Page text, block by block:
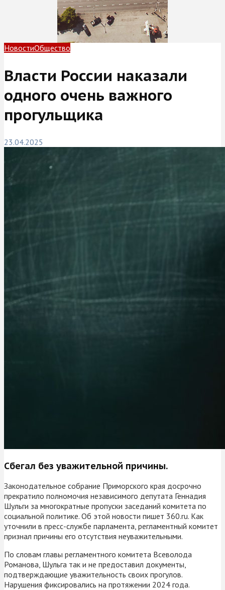
НовостиОбщество
Власти России наказали
одного очень важного
прогульщика
23.04.2025
Сбегал без уважительной причины.
Законодательное собрание Приморского края досрочно
прекратило полномочия независимого депутата Геннадия
Шульги за многократные пропуски заседаний комитета по
социальной политике. Об этой новости пишет 360.ru. Как
уточнили в пресс-службе парламента, регламентный комитет
признал причины его отсутствия неуважительными.
По словам главы регламентного комитета Всеволода
Романова, Шульга так и не предоставил документы,
подтверждающие уважительность своих прогулов.
Нарушения фиксировались на протяжении 2024 года.